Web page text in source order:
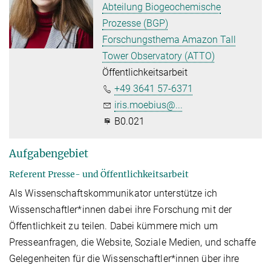
Abteilung Biogeochemische
Prozesse (BGP)
Forschungsthema Amazon Tall
Tower Observatory (ATTO)
Öffentlichkeitsarbeit
+49 3641 57-6371
iris.moebius@...
B0.021
Aufgabengebiet
Referent Presse- und Öffentlichkeitsarbeit
Als Wissenschaftskommunikator unterstütze ich
Wissenschaftler*innen dabei ihre Forschung mit der
Öffentlichkeit zu teilen. Dabei kümmere mich um
Presseanfragen, die Website, Soziale Medien, und schaffe
Gelegenheiten für die Wissenschaftler*innen über ihre